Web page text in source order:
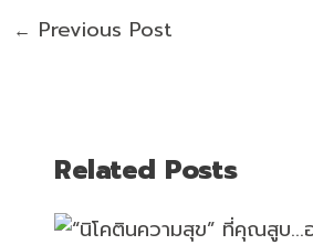
← Previous Post
Related Posts